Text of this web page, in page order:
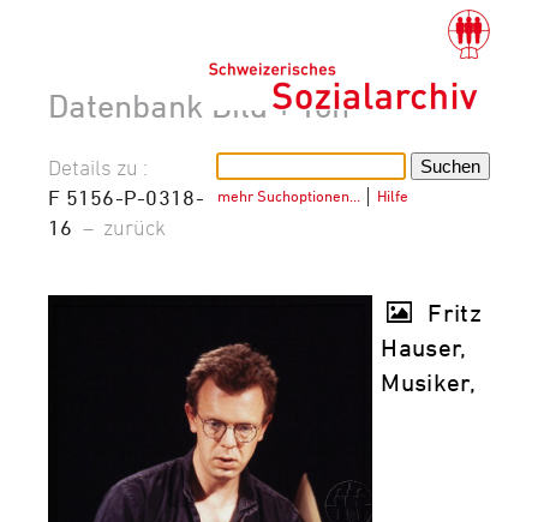
Datenbank Bild + Ton
mehr Suchoptionen… Hilfe
Details zu :
F 5156-P-0318-
16 – zurück
Fritz
Hauser,
Musiker,